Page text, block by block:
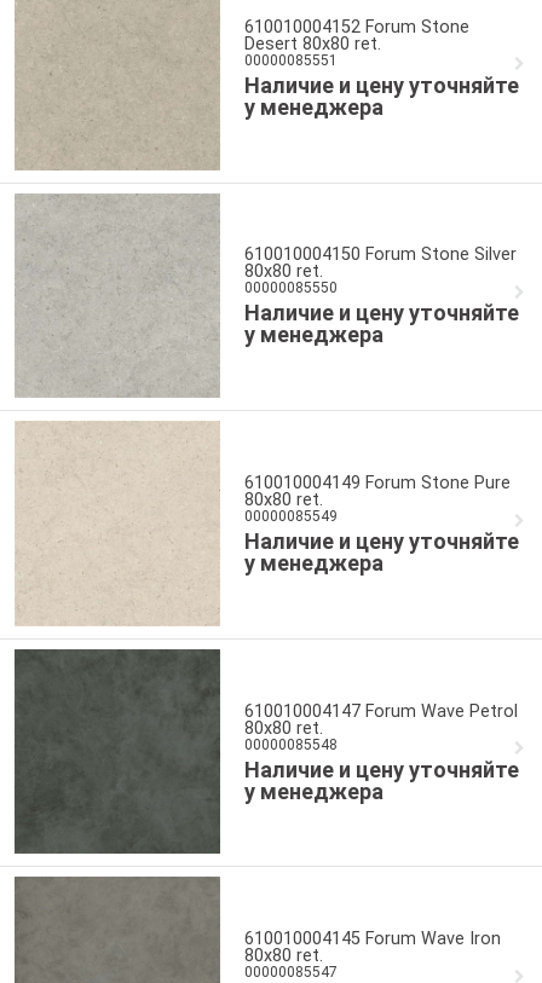
610010004152 Forum Stone
Desert 80x80 ret.
00000085551
Наличие и цену уточняйте
у менеджера
610010004150 Forum Stone Silver
80x80 ret.
00000085550
Наличие и цену уточняйте
у менеджера
610010004149 Forum Stone Pure
80x80 ret.
00000085549
Наличие и цену уточняйте
у менеджера
610010004147 Forum Wave Petrol
80x80 ret.
00000085548
Наличие и цену уточняйте
у менеджера
610010004145 Forum Wave Iron
80x80 ret.
00000085547